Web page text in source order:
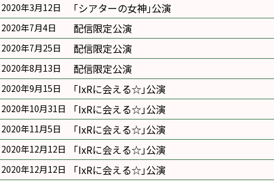
2020年3月12日 ｢シアターの女神｣公演
2020年7月4日 配信限定公演
2020年7月25日 配信限定公演
2020年8月13日 配信限定公演
2020年9月15日 ｢IxRに会える☆｣公演
2020年10月31日 ｢IxRに会える☆｣公演
2020年11月5日 ｢IxRに会える☆｣公演
2020年12月12日 ｢IxRに会える☆｣公演
2020年12月12日 ｢IxRに会える☆｣公演